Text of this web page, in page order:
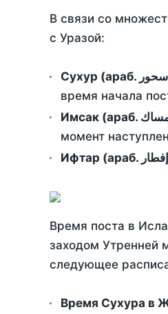
В связи со
с Уразой:
время начала
момент
Время поста в
заходом Утренней
следующее
Время Сухура в